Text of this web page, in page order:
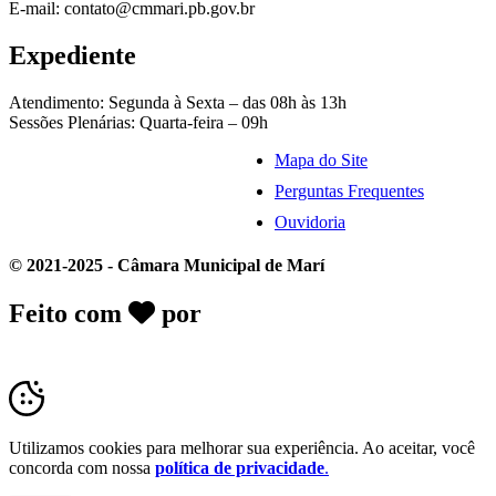
E-mail: contato@cmmari.pb.gov.br
Expediente
Atendimento: Segunda à Sexta – das 08h às 13h
Sessões Plenárias: Quarta-feira – 09h
Mapa do Site
Perguntas Frequentes
Ouvidoria
© 2021-2025 - Câmara Municipal de Marí
Feito com por
Utilizamos cookies para melhorar sua experiência. Ao aceitar, você
concorda com nossa política de privacidade.